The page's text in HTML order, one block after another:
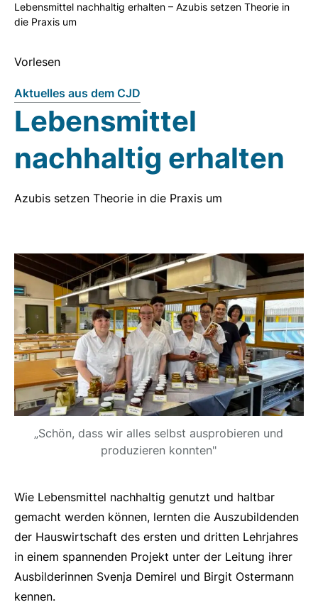
Lebensmittel nachhaltig erhalten – Azubis setzen Theorie in
die Praxis um
Vorlesen
Aktuelles aus dem CJD
Lebensmittel
nachhaltig erhalten
Azubis setzen Theorie in die Praxis um
„Schön, dass wir alles selbst ausprobieren und
produzieren konnten"
Wie Lebensmittel nachhaltig genutzt und haltbar
gemacht werden können, lernten die Auszubildenden
der Hauswirtschaft des ersten und dritten Lehrjahres
in einem spannenden Projekt unter der Leitung ihrer
Ausbilderinnen Svenja Demirel und Birgit Ostermann
kennen.